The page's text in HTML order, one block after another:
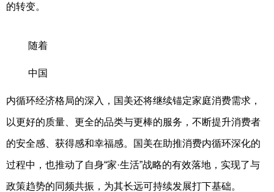
的转变。
随着
中国
内循环经济格局的深入，国美还将继续锚定家庭消费需求，
以更好的质量、更全的品类与更棒的服务，不断提升消费者
的安全感、获得感和幸福感。国美在助推消费内循环深化的
过程中，也推动了自身“家·生活”战略的有效落地，实现了与
政策趋势的同频共振，为其长远可持续发展打下基础。